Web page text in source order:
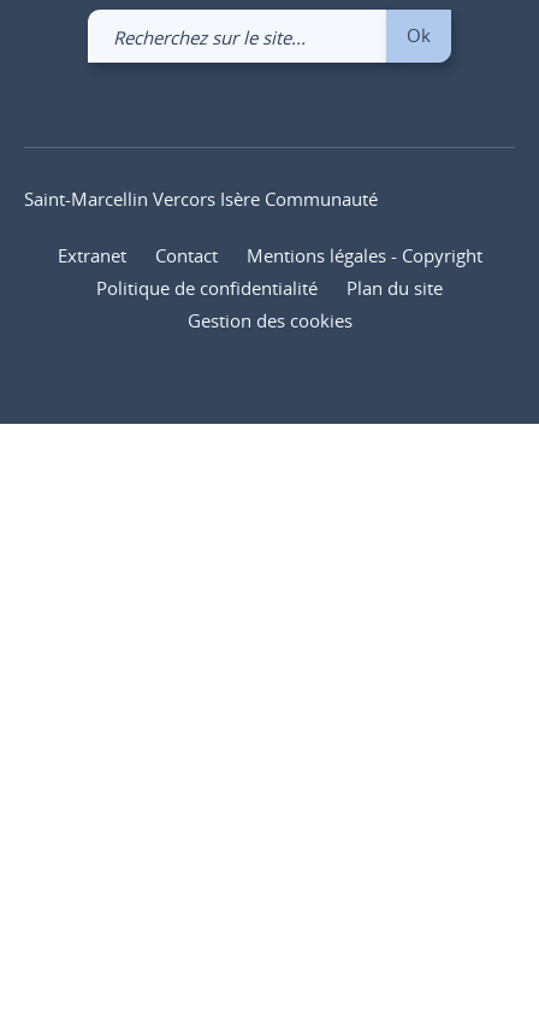
Recherchez
sur
Ok
Saint-Marcellin Vercors Isère Communauté
Extranet Contact
Mentions légales - Copyright
Politique de confidentialité
Plan du site
Gestion des cookies